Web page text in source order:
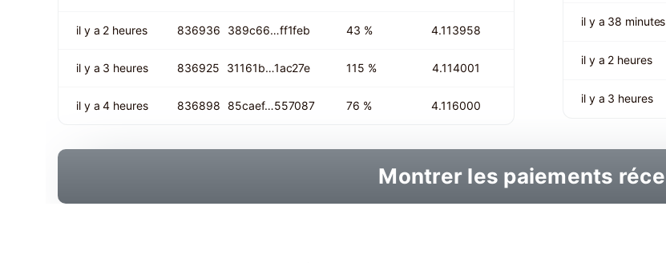
il y a 2 heures 836936 389c66…ff1feb 43 % 4.113958
il y a 3 heures 836925 31161b…1ac27e 115 % 4.114001
il y a 4 heures 836898 85caef…557087 76 % 4.116000
il y a 38 minutes
il y a 2 heures
il y a 3 heures
Montrer les paiements